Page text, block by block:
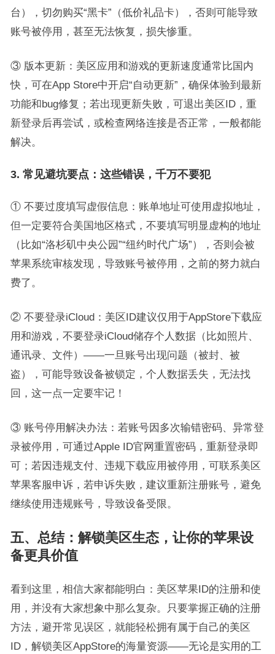
台），切勿购买“黑卡”（低价礼品卡），否则可能导致
账号被停用，甚至无法恢复，损失惨重。
③ 版本更新：美区应用和游戏的更新速度通常比国内
快，可在App Store中开启“自动更新”，确保体验到最新
功能和bug修复；若出现更新失败，可退出美区ID，重
新登录后再尝试，或检查网络连接是否正常，一般都能
解决。
3. 常见避坑要点：这些错误，千万不要犯
① 不要过度填写虚假信息：账单地址可使用虚拟地址，
但一定要符合美国地区格式，不要填写明显虚构的地址
（比如“洛杉矶中央公园”“纽约时代广场”），否则会被
苹果系统审核发现，导致账号被停用，之前的努力就白
费了。
② 不要登录iCloud：美区ID建议仅用于AppStore下载应
用和游戏，不要登录iCloud储存个人数据（比如照片、
通讯录、文件）——一旦账号出现问题（被封、被
盗），可能导致设备被锁定，个人数据丢失，无法找
回，这一点一定要牢记！
③ 账号停用解决办法：若账号因多次输错密码、异常登
录被停用，可通过Apple ID官网重置密码，重新登录即
可；若因违规支付、违规下载应用被停用，可联系美区
苹果客服申诉，若申诉失败，建议重新注册账号，避免
继续使用违规账号，导致设备受限。
五、总结：解锁美区生态，让你的苹果设
备更具价值
看到这里，相信大家都能明白：美区苹果ID的注册和使
用，并没有大家想象中那么复杂。只要掌握正确的注册
方法，避开常见误区，就能轻松拥有属于自己的美区
ID，解锁美区AppStore的海量资源——无论是实用的工